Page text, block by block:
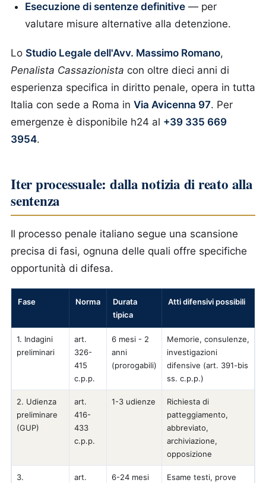
Esecuzione di sentenze definitive — per
valutare misure alternative alla detenzione.
Lo Studio Legale dell'Avv. Massimo Romano,
Penalista Cassazionista con oltre dieci anni di
esperienza specifica in diritto penale, opera in tutta
Italia con sede a Roma in Via Avicenna 97. Per
emergenze è disponibile h24 al +39 335 669
3954.
Iter processuale: dalla notizia di reato alla
sentenza
Il processo penale italiano segue una scansione
precisa di fasi, ognuna delle quali offre specifiche
opportunità di difesa.
Fase Norma
Durata
tipica
Atti difensivi possibili
1. Indagini
preliminari
art.
326-
415
c.p.p.
6 mesi - 2
anni
(prorogabili)
Memorie, consulenze,
investigazioni
difensive (art. 391-bis
ss. c.p.p.)
2. Udienza
preliminare
(GUP)
art.
416-
433
c.p.p.
1-3 udienze
Richiesta di
patteggiamento,
abbreviato,
archiviazione,
opposizione
3.
art.
6-24 mesi
Esame testi, prove